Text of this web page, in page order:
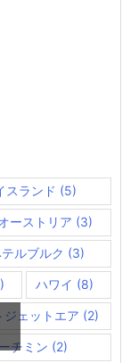
スランド (5)
ーストリア (3)
ルブルク (3)
ハワイ (8)
ジェットエア (2)
チミン (2)